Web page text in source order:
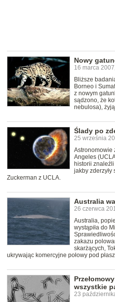
Nowy
16 marca
Bliższe
Borneo i
z nowym
sądzono, że
nebulosa),
Ślady po
25 września
Astronomowie
Angeles
historii
jakby
Zuckerman z UCLA.
Australia
26 czerwca
Australia,
wystąpiła do
zakazu
skarżących,
ukrywając komercyjne połowy pod
wszystkie
23